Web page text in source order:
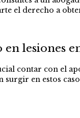
el derecho a
lesiones
contar con el
en estos